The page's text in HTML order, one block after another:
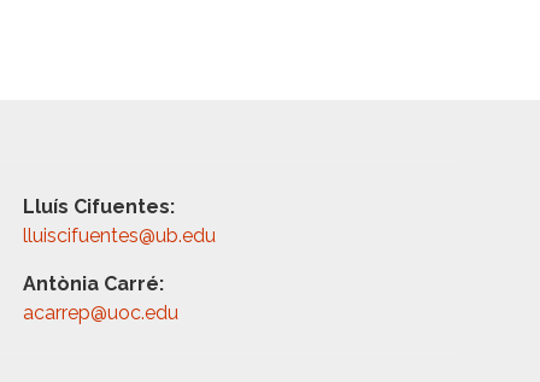
Lluís Cifuentes:
lluiscifuentes@ub.edu
Antònia Carré:
acarrep@uoc.edu